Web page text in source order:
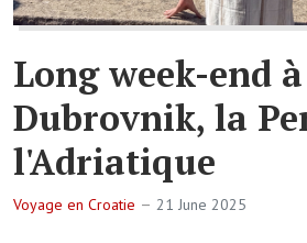
Long week-end à
Dubrovnik, la
l'Adriatique
Voyage en Croatie 21 June 2025